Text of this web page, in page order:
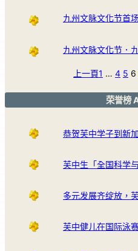
九州文脉文化节首
九州文脉文化节．
上一頁1 … 4 5 6
荣誉榜
恭贺芙中学子到新
芙中生「全国科学
多元发展齐绽放，
芙中健儿在国际泳